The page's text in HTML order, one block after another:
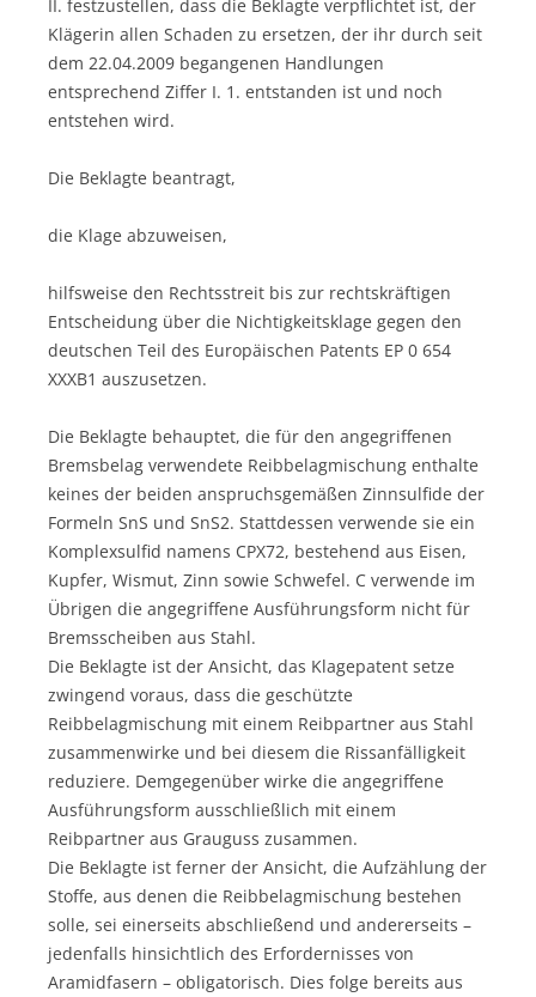
II. festzustellen, dass die Beklagte verpflichtet ist, der
Klägerin allen Schaden zu ersetzen, der ihr durch seit
dem 22.04.2009 begangenen Handlungen
entsprechend Ziffer I. 1. entstanden ist und noch
entstehen wird.
Die Beklagte beantragt,
die Klage abzuweisen,
hilfsweise den Rechtsstreit bis zur rechtskräftigen
Entscheidung über die Nichtigkeitsklage gegen den
deutschen Teil des Europäischen Patents EP 0 654
XXXB1 auszusetzen.
Die Beklagte behauptet, die für den angegriffenen
Bremsbelag verwendete Reibbelagmischung enthalte
keines der beiden anspruchsgemäßen Zinnsulfide der
Formeln SnS und SnS2. Stattdessen verwende sie ein
Komplexsulfid namens CPX72, bestehend aus Eisen,
Kupfer, Wismut, Zinn sowie Schwefel. C verwende im
Übrigen die angegriffene Ausführungsform nicht für
Bremsscheiben aus Stahl.
Die Beklagte ist der Ansicht, das Klagepatent setze
zwingend voraus, dass die geschützte
Reibbelagmischung mit einem Reibpartner aus Stahl
zusammenwirke und bei diesem die Rissanfälligkeit
reduziere. Demgegenüber wirke die angegriffene
Ausführungsform ausschließlich mit einem
Reibpartner aus Grauguss zusammen.
Die Beklagte ist ferner der Ansicht, die Aufzählung der
Stoffe, aus denen die Reibbelagmischung bestehen
solle, sei einerseits abschließend und andererseits –
jedenfalls hinsichtlich des Erfordernisses von
Aramidfasern – obligatorisch. Dies folge bereits aus